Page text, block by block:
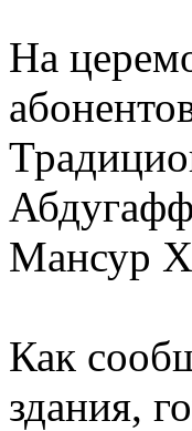
На
Мансур
Как
здания,